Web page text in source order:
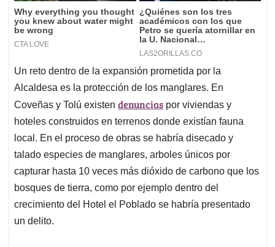
Un reto dentro de la expansión prometida por la
Alcaldesa es la protección de los manglares. En
Coveñas y Tolú existen denuncias por viviendas y
hoteles construidos en terrenos donde existían fauna
local. En el proceso de obras se habría disecado y
talado especies de manglares, arboles únicos por
capturar hasta 10 veces más dióxido de carbono que los
bosques de tierra, como por ejemplo dentro del
crecimiento del Hotel el Poblado se habría presentado
un delito.